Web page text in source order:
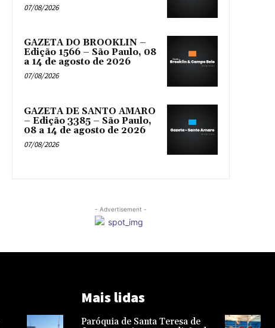
07/08/2026
GAZETA DO BROOKLIN –
Edição 1566 – São Paulo, 08
a 14 de agosto de 2026
07/08/2026
GAZETA DE SANTO AMARO
– Edição 3385 – São Paulo,
08 a 14 de agosto de 2026
07/08/2026
- Advertisement -
Mais lidas
Paróquia de Santa Teresa de